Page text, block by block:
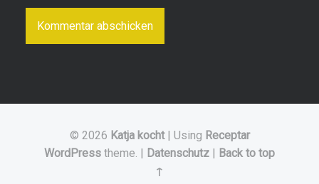
© 2026 Katja kocht Using Receptar
WordPress theme. Datenschutz
Back to top
↑